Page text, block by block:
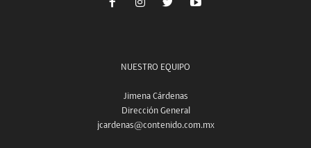
NUESTRO EQUIPO
Jimena Cárdenas
Dirección General
jcardenas@contenido.com.mx